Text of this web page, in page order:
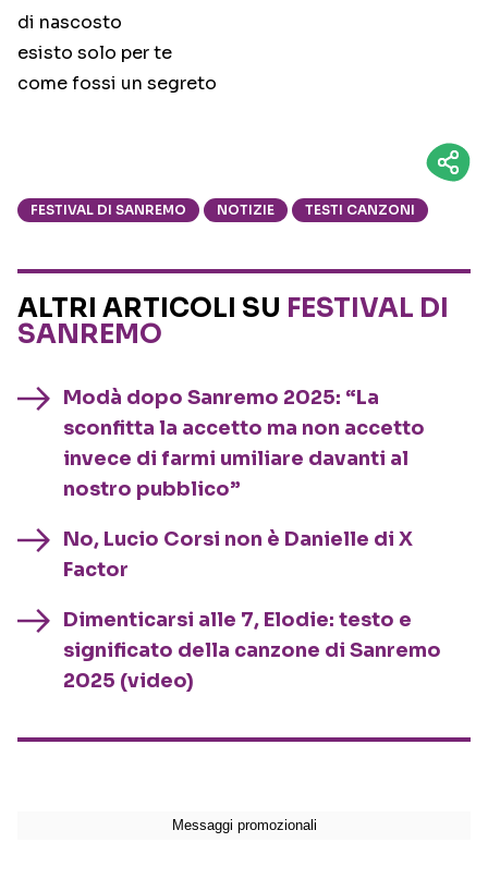
di nascosto
esisto solo per te
come fossi un segreto
FESTIVAL DI SANREMO NOTIZIE TESTI CANZONI
ALTRI ARTICOLI SU FESTIVAL DI
SANREMO
Modà dopo Sanremo 2025: “La
sconfitta la accetto ma non accetto
invece di farmi umiliare davanti al
nostro pubblico”
No, Lucio Corsi non è Danielle di X
Factor
Dimenticarsi alle 7, Elodie: testo e
significato della canzone di Sanremo
2025 (video)